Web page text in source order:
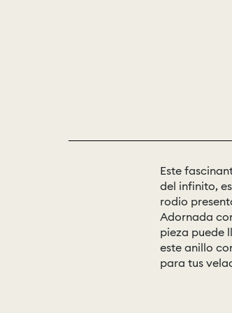
Este
del infinito,
rodio
Adornada
pieza puede
este anillo
para tus